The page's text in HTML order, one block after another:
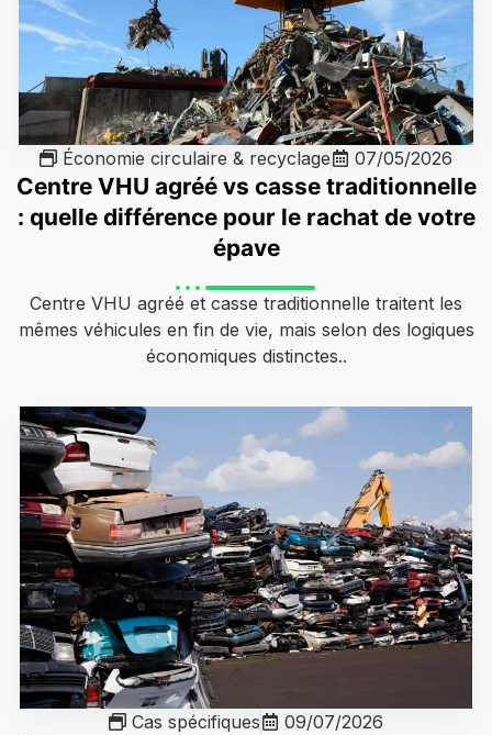
Économie circulaire & recyclage 07/05/2026
Centre VHU agréé vs casse traditionnelle
: quelle différence pour le rachat de votre
épave
Centre VHU agréé et casse traditionnelle traitent les
mêmes véhicules en fin de vie, mais selon des logiques
économiques distinctes..
Cas spécifiques 09/07/2026